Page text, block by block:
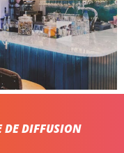
DE DIFFUSION